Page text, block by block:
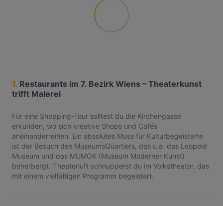
1. Restaurants im 7. Bezirk Wiens – Theaterkunst
trifft Malerei
Für eine Shopping-Tour solltest du die Kirchengasse
erkunden, wo sich kreative Shops und Cafés
aneinanderreihen. Ein absolutes Muss für Kulturbegeisterte
ist der Besuch des MuseumsQuartiers, das u.a. das Leopold
Museum und das MUMOK (Museum Moderner Kunst)
beherbergt. Theaterluft schnupperst du im Volkstheater, das
mit einem vielfältigen Programm begeistert.